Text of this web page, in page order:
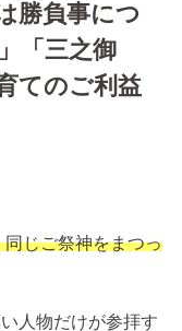
勝負事につ
「三之御
てのご利益
同じご祭神をまつっ
人物だけが参拝す